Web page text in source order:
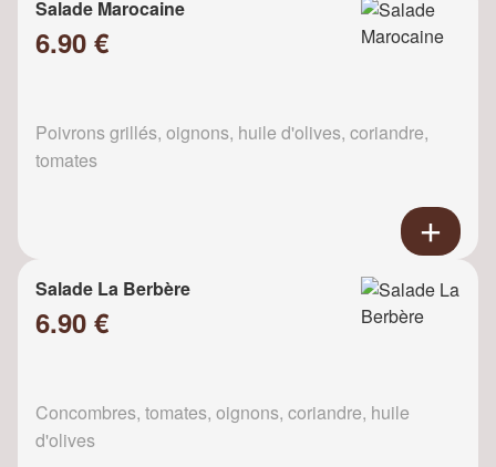
Salade Marocaine
6.90 €
Poivrons grillés, oignons, huile d'olives, coriandre,
tomates
Salade La Berbère
6.90 €
Concombres, tomates, oignons, coriandre, huile
d'olives